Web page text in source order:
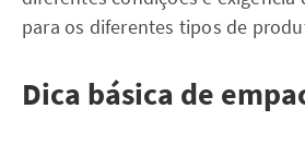
para os diferentes tipos de
Dica básica de